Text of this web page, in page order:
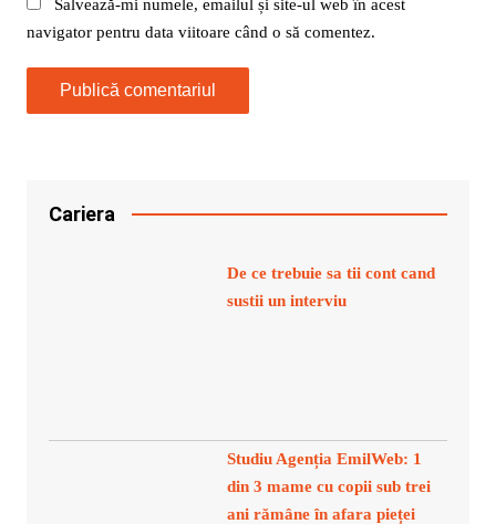
Salvează-mi numele, emailul și site-ul web în acest
navigator pentru data viitoare când o să comentez.
Cariera
De ce trebuie sa tii cont cand
sustii un interviu
Studiu Agenția EmilWeb: 1
din 3 mame cu copii sub trei
ani rămâne în afara pieței